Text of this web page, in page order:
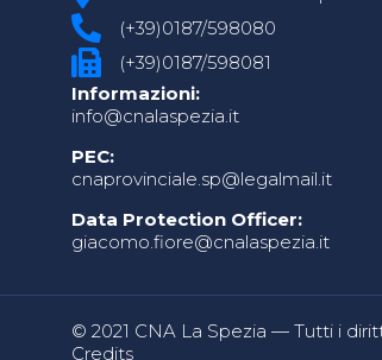
(+39)0187/598080
(+39)0187/598081
Informazioni:
info@cnalaspezia.it
PEC:
cnaprovinciale.sp@legalmail.it
Data Protection Officer:
giacomo.fiore@cnalaspezia.it
© 2021 CNA La Spezia — Tutti i
Credits